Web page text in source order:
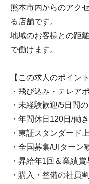
熊本市内からのアク
る店舗です。
地域のお客様との距
で働けます。
【この求人のポイン
・飛び込み・テレア
・未経験歓迎/5日間
・年間休日120日/働
・東証スタンダード
・全国募集/UIターン
・昇給年1回＆業績賞
・購入・整備の社員